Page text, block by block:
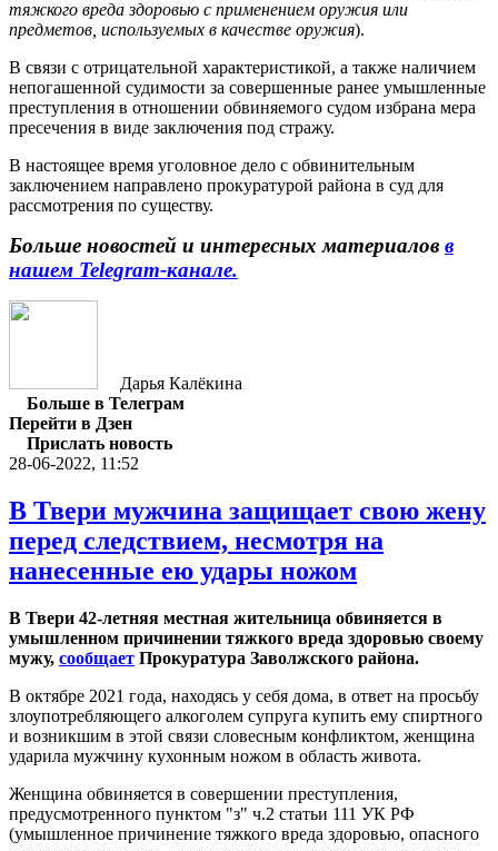
тяжкого вреда здоровью с применением оружия или
предметов, используемых в качестве оружия).
В связи с отрицательной характеристикой, а также наличием
непогашенной судимости за совершенные ранее умышленные
преступления в отношении обвиняемого судом избрана мера
пресечения в виде заключения под стражу.
В настоящее время уголовное дело с обвинительным
заключением направлено прокуратурой района в суд для
рассмотрения по существу.
Больше новостей и интересных материалов в
нашем Telegram-канале.
Дарья Калёкина
Больше в Телеграм
Перейти в Дзен
Прислать новость
28-06-2022, 11:52
В Твери мужчина защищает свою жену
перед следствием, несмотря на
нанесенные ею удары ножом
В Твери 42-летняя местная жительница обвиняется в
умышленном причинении тяжкого вреда здоровью своему
мужу, сообщает Прокуратура Заволжского района.
В октябре 2021 года, находясь у себя дома, в ответ на просьбу
злоупотребляющего алкоголем супруга купить ему спиртного
и возникшим в этой связи словесным конфликтом, женщина
ударила мужчину кухонным ножом в область живота.
Женщина обвиняется в совершении преступления,
предусмотренного пунктом "з" ч.2 статьи 111 УК РФ
(умышленное причинение тяжкого вреда здоровью, опасного